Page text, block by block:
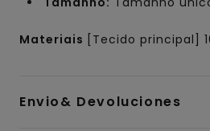
Materiais [Tecido principal]
Envio& Devoluciones